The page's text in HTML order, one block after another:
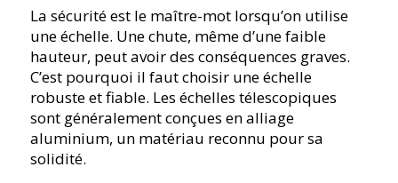
La sécurité est le maître-mot lorsqu’on utilise
une échelle. Une chute, même d’une faible
hauteur, peut avoir des conséquences graves.
C’est pourquoi il faut choisir une échelle
robuste et fiable. Les échelles télescopiques
sont généralement conçues en alliage
aluminium, un matériau reconnu pour sa
solidité.